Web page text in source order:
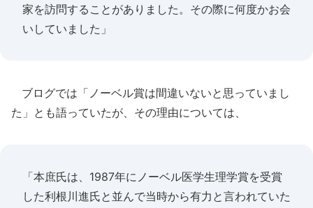
家を訪問することがありました。その際に何度かお会
いしていました」
ブログでは「ノーベル賞は間違いないと思っていまし
た」とも語っていたが、その理由については、
「本庶氏は、1987年にノーベル医学生理学賞を受賞
した利根川進氏と並んで当時から有力と言われていた